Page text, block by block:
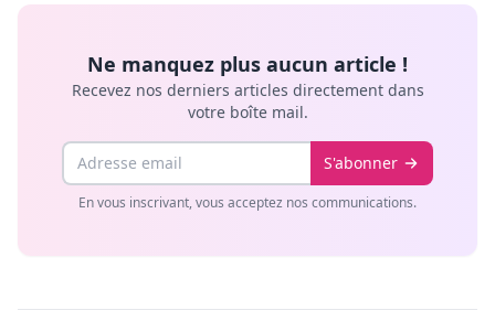
Ne manquez plus aucun article !
Recevez nos derniers articles directement dans
votre boîte mail.
Email S'abonner
En vous inscrivant, vous acceptez nos communications.